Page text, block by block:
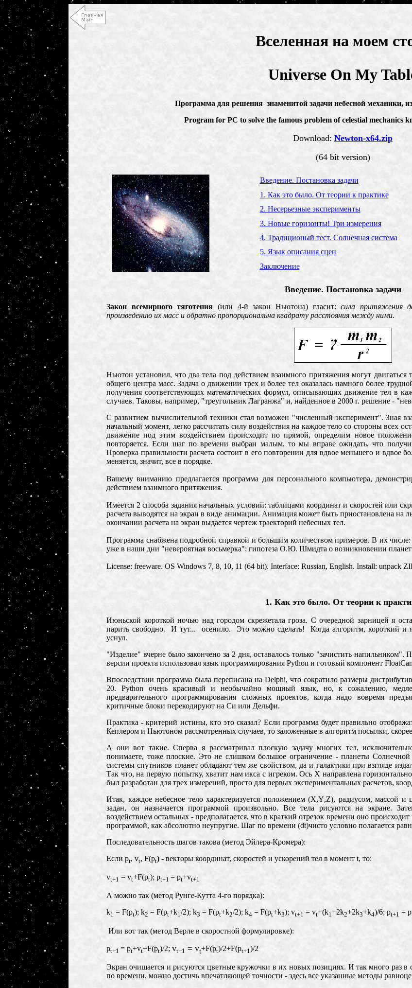
Вселенная на моем
Universe On My
Программа для решения знаменитой задачи небесной механики,
Program for PC to solve the famous problem of celestial mechanics
Download: Newton-x64.zip
(64 bit version)
Введение. Постановка задачи
1. Как это было. От теории к практике
2. Несерьезные эксперименты
3. Новые горизонты! Три измерения
4. Традиционый тест. Солнечная система
5. Язык описания сцен
Заключение
Введение. Постановка задачи
Закон всемирного тяготения (или 4-й закон Ньютона) гласит: сила притяжения
произведению их масс и обратно пропорциональна квадрату расстояния между ними.
Ньютон установил, что два тела под действием взаимного притяжения могут двигаться
общего центра масс. Задача о движении трех и более тел оказалась намного более
получения соответствующих математических формул, описывающих движение тел в
случаев. Таковы, например, "треугольник Лагранжа" и, найденное в 2000 г. решение -
С развитием вычислительной техники стал возможен "численный эксперимент". Зная
начальный момент, легко рассчитать силу воздействия на каждое тело со стороны всех
движение под этим воздействием происходит по прямой, определим новое
повторяется. Если шаг по времени выбран малым, то мы вправе ожидать, что
Проверка правильности расчета состоит в его повторении для вдвое меньшего и вдвое
меняется, значит, все в порядке.
Вашему вниманию предлагается программа для персонального компьютера,
действием взаимного притяжения.
Имеется 2 способа задания начальных условий: таблицами координат и скоростей или
расчета выводятся на экран в виде анимации. Анимация может быть приостановлена на
окончании расчета на экран выдается чертеж траекторий небесных тел.
Программа снабжена подробной справкой и большим количеством примеров. В их
уже в наши дни "невероятная восьмерка"; гипотеза О.Ю. Шмидта о возникновении
License: freeware. OS Windows 7, 8, 10, 11 (64 bit). Interface: Russian, English. Install: unpack
1. Как это было. От теории к
Июньской короткой ночью над городом скрежетала гроза. С очередной зарницей я
парить свободно. И тут... осенило. Это можно сделать! Когда алгоритм, короткий и
уснул.
"Изделие" вчерне было закончено за 2 дня, оставалось только "зачистить напильником".
версии проекта использовал язык программирования Python и готовый компонент
Впоследствии программа была переписана на Delphi, что сократило размеры
20. Python очень красивый и необычайно мощный язык, но, к сожалению,
предварительного программирования сложных проектов, когда надо вовремя
критичные блоки перекодируют на Си или Дельфи.
Практика - критерий истины, кто это сказал? Если программа будет правильно
Кеплером и Ньютоном рассмотренных случаев, то заложенные в алгоритм посылки,
А они вот такие. Сперва я рассматривал плоскую задачу многих тел,
понимаете, тоже плоские. Это не слишком большое ограничение - планеты
системы спутников планет обладают тем же свойством, да и галактики при взгляде
Так что, на первую попытку, хватит нам икса с игреком. Ось X направлена горизонтально
был разработан для трех измерений, просто для первых экспериментальных расчетов,
Итак, каждое небесное тело характеризуется положением (X,Y,Z), радиусом, массой и
задан, он назначается программой произвольно. Все тела рисуются на экране.
воздействием остальных - предполагается, что в краткий отрезок времени оно
программой, как абсолютно неупругие. Шаг по времени (dt)чисто условно полагается
Последовательность шагов такова (метод Эйлера-Кромера):
Если pt, vt, F(pt) - векторы координат, скоростей и ускорений тел в момент t, то:
vt+1 = vt+F(pt); pt+1 = pt+vt+1
А можно так (метод Рунге-Кутта 4-го порядка):
k1 = F(pt); k2 = F(pt+k1/2); k3 = F(pt+k2/2); k4 = F(pt+k3); vt+1 = vt+(k1+2k2+2k3+k4)/6; pt+1 = p
Или вот так (метод Верле в скоростной формулировке):
pt+1 = pt+vt+F(pt)/2; vt+1 = vt+F(pt)/2+F(pt+1 )/2
Экран очищается и рисуются цветные кружочки в их новых позициях. И так много раз в
по времени, можно достичь впечатляющей точности - здесь все указанные методы